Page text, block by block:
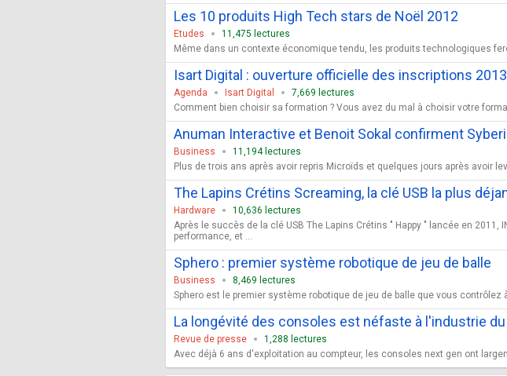
Les 10 produits High Tech stars de Noël 2012
Etudes
11,475 lectures
Même dans un contexte économique tendu, les produits technologiques
Isart Digital : ouverture officielle des inscriptions 2013
Agenda Isart Digital
7,669 lectures
Comment bien choisir sa formation ? Vous avez du mal à choisir votre
Anuman Interactive et Benoit Sokal confirment
Business
11,194 lectures
Plus de trois ans après avoir repris Microïds et quelques jours après avoir
The Lapins Crétins Screaming, la clé USB la plus
Hardware
10,636 lectures
Après le succès de la clé USB The Lapins Crétins " Happy " lancée en
performance, et ...
Sphero : premier système robotique de jeu de balle
Business
8,469 lectures
Sphero est le premier système robotique de jeu de balle que vous
La longévité des consoles est néfaste à l'industrie
Revue de presse
1,288 lectures
Avec déjà 6 ans d'exploitation au compteur, les consoles next gen ont